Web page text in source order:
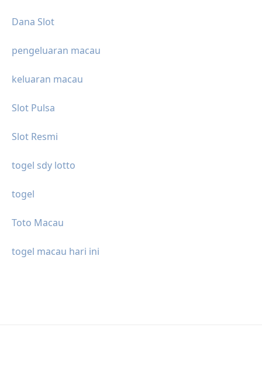
Dana Slot
pengeluaran macau
keluaran macau
Slot Pulsa
Slot Resmi
togel sdy lotto
togel
Toto Macau
togel macau hari ini